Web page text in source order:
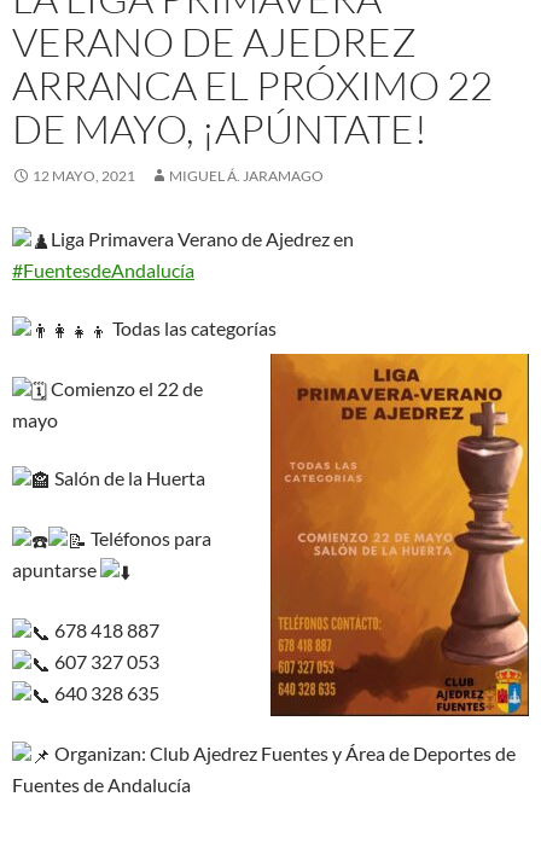
VERANO DE AJEDREZ
ARRANCA EL PRÓXIMO 22
DE MAYO, ¡APÚNTATE!
12 MAYO, 2021 MIGUEL Á. JARAMAGO
Liga Primavera Verano de Ajedrez en
#FuentesdeAndalucía
Todas las categorías
Comienzo el 22 de
mayo
Salón de la Huerta
Teléfonos para
apuntarse
678 418 887
607 327 053
640 328 635
Organizan: Club Ajedrez Fuentes y Área de Deportes de
Fuentes de Andalucía